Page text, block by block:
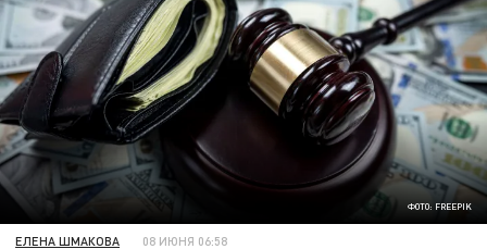
ФОТО: FREEPIK
ЕЛЕНА ШМАКОВА 08 ИЮНЯ 06:58